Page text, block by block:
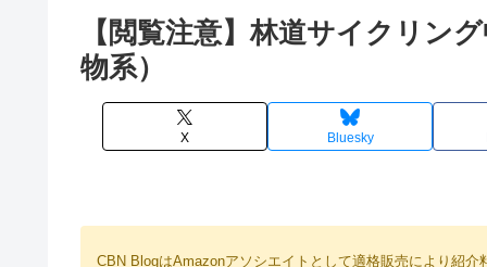
【閲覧注意】林道サイクリン
物系）
X Bluesky
CBN BlogはAmazonアソシエイトとして適格販売により紹